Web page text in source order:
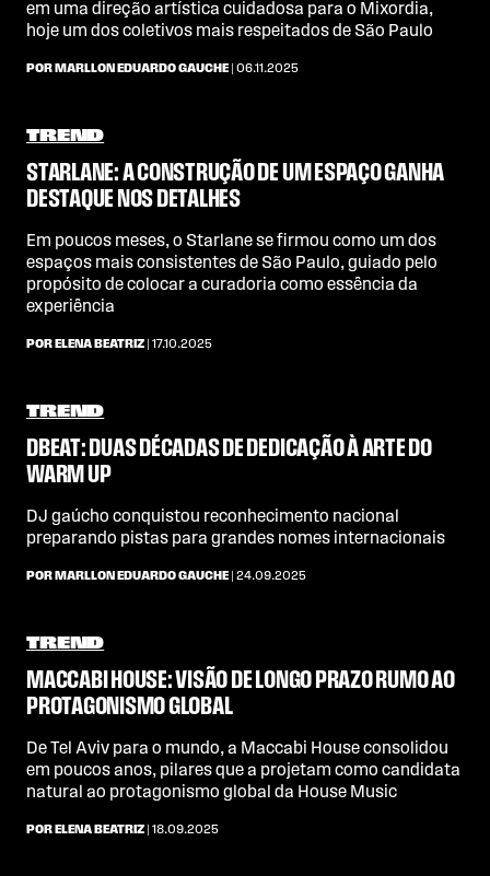
em uma direção artística cuidadosa para o Mixordia,
hoje um dos coletivos mais respeitados de São Paulo
POR MARLLON EDUARDO GAUCHE | 06.11.2025
TREND
STARLANE: A CONSTRUÇÃO DE UM ESPAÇO GANHA
DESTAQUE NOS DETALHES
Em poucos meses, o Starlane se firmou como um dos
espaços mais consistentes de São Paulo, guiado pelo
propósito de colocar a curadoria como essência da
experiência
POR ELENA BEATRIZ | 17.10.2025
TREND
DBEAT: DUAS DÉCADAS DE DEDICAÇÃO À ARTE DO
WARM UP
DJ gaúcho conquistou reconhecimento nacional
preparando pistas para grandes nomes internacionais
POR MARLLON EDUARDO GAUCHE | 24.09.2025
TREND
MACCABI HOUSE: VISÃO DE LONGO PRAZO RUMO AO
PROTAGONISMO GLOBAL
De Tel Aviv para o mundo, a Maccabi House consolidou
em poucos anos, pilares que a projetam como candidata
natural ao protagonismo global da House Music
POR ELENA BEATRIZ | 18.09.2025